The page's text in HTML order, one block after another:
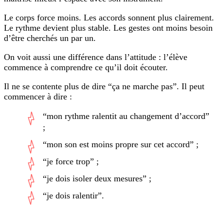
Le corps force moins. Les accords sonnent plus clairement.
Le rythme devient plus stable. Les gestes ont moins besoin
d’être cherchés un par un.
On voit aussi une différence dans l’attitude : l’élève
commence à comprendre ce qu’il doit écouter.
Il ne se contente plus de dire “ça ne marche pas”. Il peut
commencer à dire :
“mon rythme ralentit au changement d’accord”
;
“mon son est moins propre sur cet accord” ;
“je force trop” ;
“je dois isoler deux mesures” ;
“je dois ralentir”.